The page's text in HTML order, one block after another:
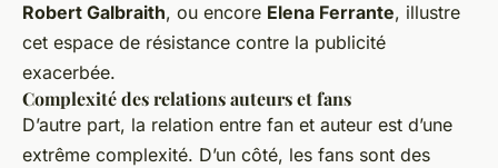
Robert Galbraith, ou encore Elena Ferrante, illustre
cet espace de résistance contre la publicité
exacerbée.
Complexité des relations auteurs et fans
D’autre part, la relation entre fan et auteur est d’une
extrême complexité. D’un côté, les fans sont des